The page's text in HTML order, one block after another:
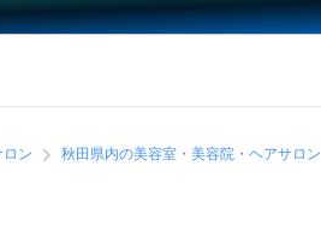
ン 秋田県内の美容室・美容院・ヘアサロン